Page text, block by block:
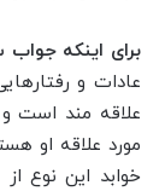
برای اینکه
عادات و
علاقه مند است
مورد علاقه او
خوابد این نوع از